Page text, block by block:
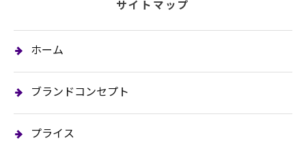
サイトマップ
ホーム
ブランドコンセプト
プライス